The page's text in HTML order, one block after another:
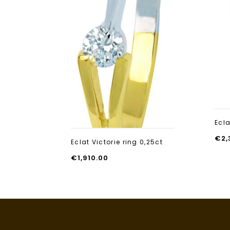
Eclat Victorie ring 0,25ct
€1,910.00
€